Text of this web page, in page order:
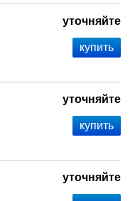
уточняйте
уточняйте
уточняйте